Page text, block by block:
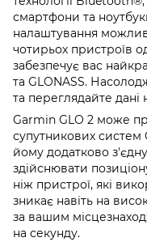
смартфони та
налаштування
чотирьох пристроїв
забезпечує вас
та GLONASS.
та переглядайте дані
Garmin GLO 2 може
супутникових систем
йому додатково
здійснювати
ніж пристрої, які
зникає навіть на
за вашим
на секунду.